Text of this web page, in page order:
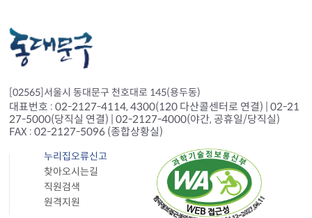
[02565]서울시 동대문구 천호대로 145(용두동)
대표번호 : 02-2127-4114, 4300(120 다산콜센터로 연결) | 02-21
27-5000(당직실 연결) | 02-2127-4000(야간, 공휴일/당직실)
FAX : 02-2127-5096 (종합상황실)
누리집오류신고
찾아오시는길
직원검색
원격지원